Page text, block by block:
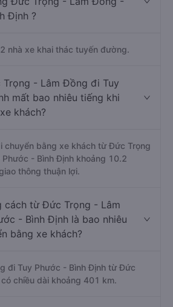
Định ?
nhà xe khai thác tuyến đường.
Trọng - Lâm Đồng đi Tuy
mất bao nhiêu tiếng khi
khách?
chuyển bằng xe khách từ Đức Trọng
- Bình Định khoảng 10.2
thông thuận lợi.
cách từ Đức Trọng - Lâm
- Bình Định là bao nhiêu
bằng xe khách?
đi Tuy Phước - Bình Định từ Đức
chiều dài khoảng 401 km.